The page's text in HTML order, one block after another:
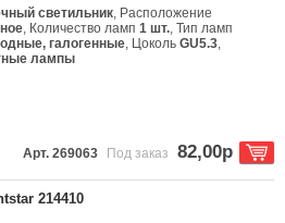
светильник, Расположение
, Количество ламп1 шт., Тип ламп
галогенные, ЦокольGU5.3,
лампы
Арт. 269063 Под заказ 82,00р
214410